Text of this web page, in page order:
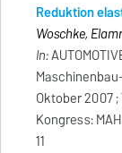
Reduktion
Woschke,
In:
Oktober 2007 ;
Kongress:
11